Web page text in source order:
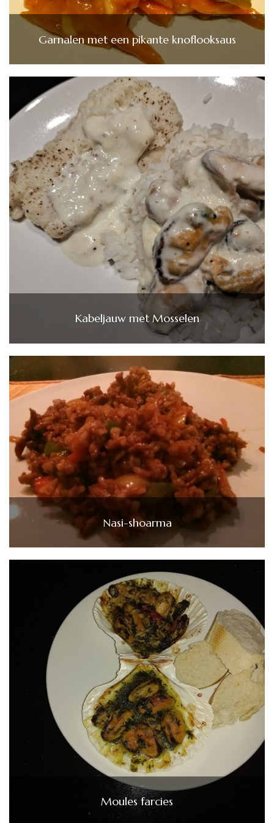
Garnalen met een pikante knoflooksaus
Kabeljauw met Mosselen
Nasi-shoarma
Moules farcies